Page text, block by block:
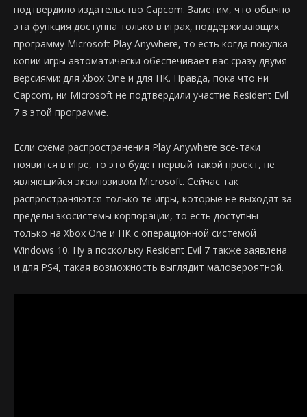
подтвердило издательство Capcom. Заметим, что обычно
эта функция доступна только в играх, поддерживающих
программу Microsoft Play Anywhere, то есть когда покупка
копии игры автоматически обеспечивает вас сразу двумя
версиями: для Xbox One и для ПК. Правда, пока что ни
Capcom, ни Microsoft не подтвердили участие Resident Evil
7 в этой программе.
Если схема распространения Play Anywhere всё-таки
появится в игре, то это будет первый такой проект, не
являющийся эксклюзивом Microsoft. Сейчас так
распространяются только те игры, которые не выходят за
пределы экосистемы корпорации, то есть доступны
только на Xbox One и ПК с операционной системой
Windows 10. Ну а поскольку Resident Evil 7 также заявлена
и для PS4, такая возможность выглядит маловероятной.